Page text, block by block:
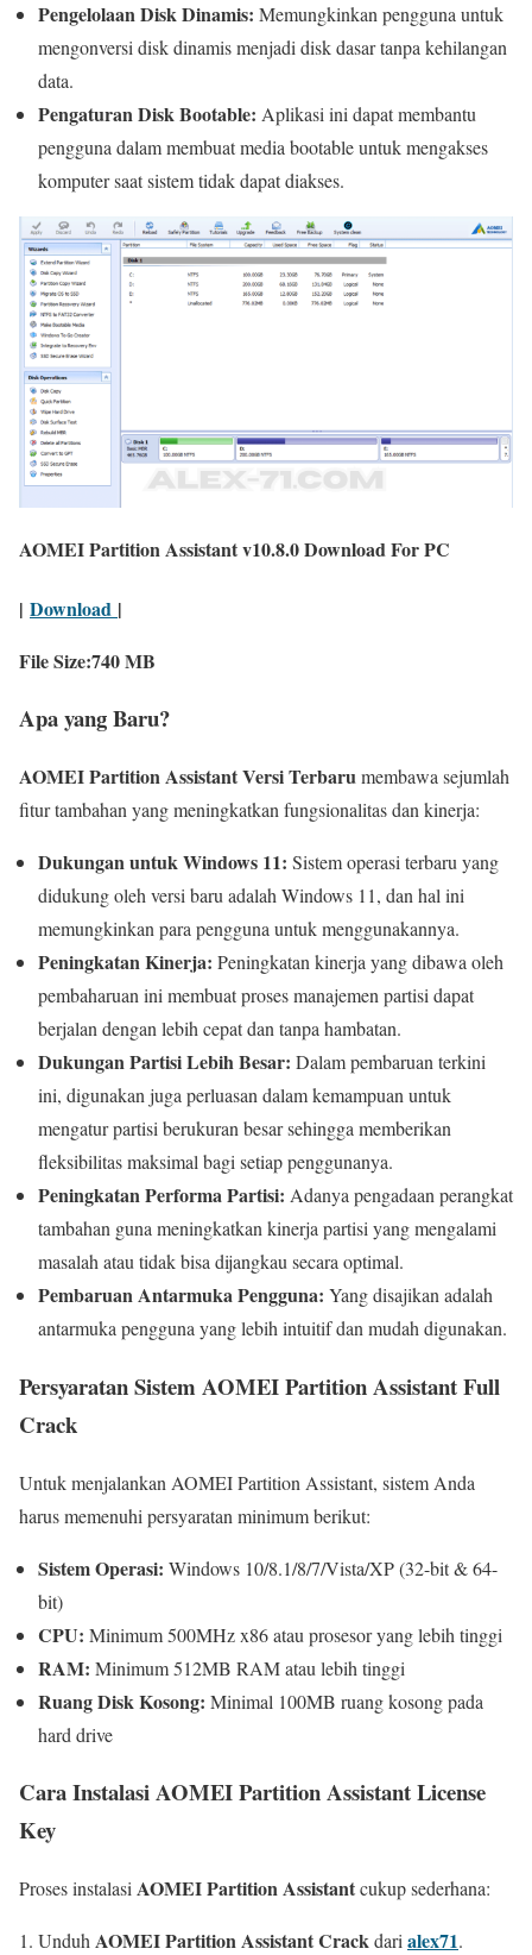
Pengelolaan Disk Dinamis: Memungkinkan pengguna untuk
mengonversi disk dinamis menjadi disk dasar tanpa kehilangan
data.
Pengaturan Disk Bootable: Aplikasi ini dapat membantu
pengguna dalam membuat media bootable untuk mengakses
komputer saat sistem tidak dapat diakses.
AOMEI Partition Assistant v10.8.0 Download For PC
| Download |
File Size:740 MB
Apa yang Baru?
AOMEI Partition Assistant Versi Terbarumembawa sejumlah
fitur tambahan yang meningkatkan fungsionalitas dan kinerja:
Dukungan untuk Windows 11: Sistem operasi terbaru yang
didukung oleh versi baru adalah Windows 11, dan hal ini
memungkinkan para pengguna untuk menggunakannya.
Peningkatan Kinerja: Peningkatan kinerja yang dibawa oleh
pembaharuan ini membuat proses manajemen partisi dapat
berjalan dengan lebih cepat dan tanpa hambatan.
Dukungan Partisi Lebih Besar: Dalam pembaruan terkini
ini, digunakan juga perluasan dalam kemampuan untuk
mengatur partisi berukuran besar sehingga memberikan
fleksibilitas maksimal bagi setiap penggunanya.
Peningkatan Performa Partisi: Adanya pengadaan perangkat
tambahan guna meningkatkan kinerja partisi yang mengalami
masalah atau tidak bisa dijangkau secara optimal.
Pembaruan Antarmuka Pengguna: Yang disajikan adalah
antarmuka pengguna yang lebih intuitif dan mudah digunakan.
Persyaratan Sistem AOMEI Partition Assistant Full
Crack
Untuk menjalankan AOMEI Partition Assistant, sistem Anda
harus memenuhi persyaratan minimum berikut:
Sistem Operasi: Windows 10/8.1/8/7/Vista/XP (32-bit & 64-
bit)
CPU: Minimum 500MHz x86 atau prosesor yang lebih tinggi
RAM: Minimum 512MB RAM atau lebih tinggi
Ruang Disk Kosong: Minimal 100MB ruang kosong pada
hard drive
Cara Instalasi AOMEI Partition Assistant License
Key
Proses instalasi AOMEI Partition Assistantcukup sederhana:
Unduh AOMEI Partition Assistant Crackdari alex71.